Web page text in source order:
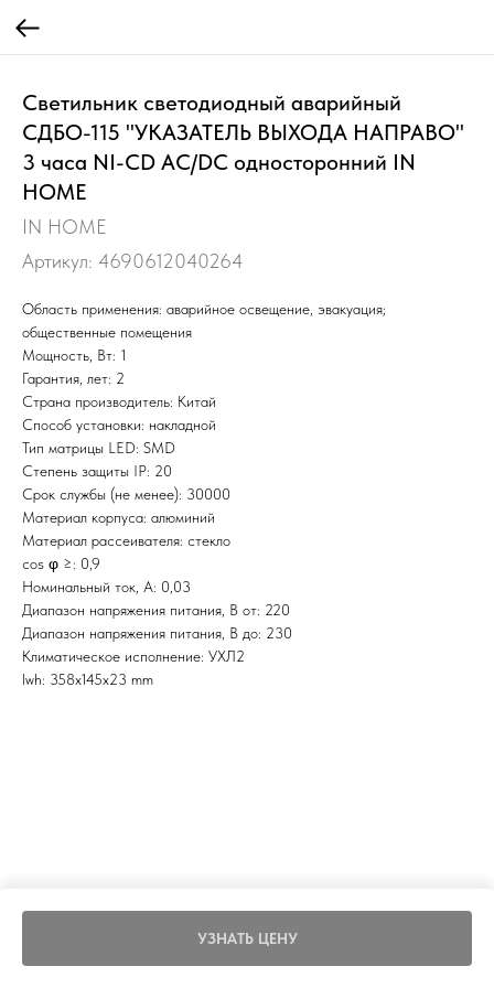
Светильник светодиодный аварийный
СДБО-115 "УКАЗАТЕЛЬ ВЫХОДА НАПРАВО"
3 часа NI-CD AC/DC односторонний IN
HOME
IN HOME
Артикул: 4690612040264
УЗНАТЬ ЦЕНУ
Область применения: аварийное освещение, эвакуация;
общественные помещения
Мощность, Вт: 1
Гарантия, лет: 2
Страна производитель: Китай
Способ установки: накладной
Тип матрицы LED: SMD
Степень защиты IP: 20
Срок службы (не менее): 30000
Материал корпуса: алюминий
Материал рассеивателя: стекло
cos φ ≥: 0,9
Номинальный ток, A: 0,03
Диапазон напряжения питания, В от: 220
Диапазон напряжения питания, В до: 230
Климатическое исполнение: УХЛ2
lwh: 358x145x23 mm